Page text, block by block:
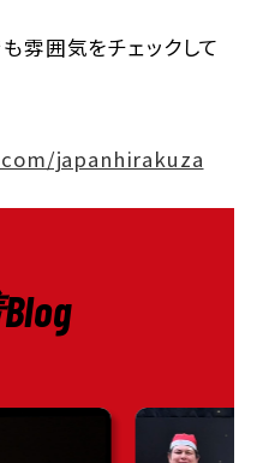
雰囲気をチェックして
japanhirakuza